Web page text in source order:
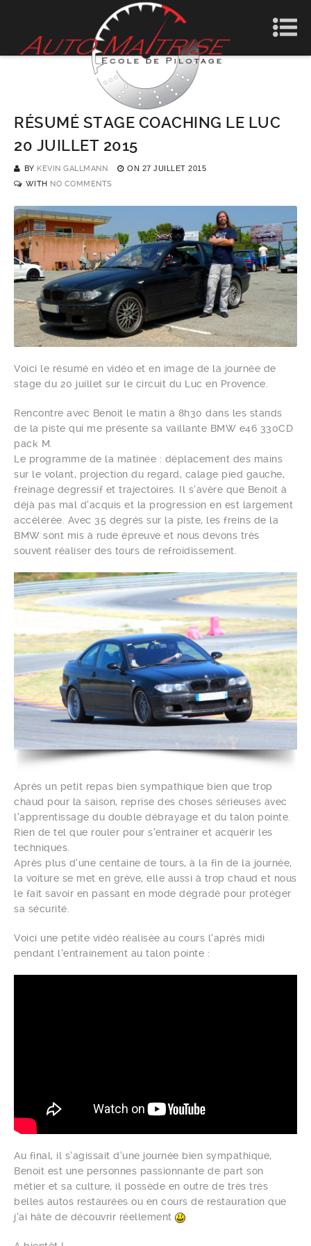
RÉSUMÉ STAGE COACHING LE LUC
20 JUILLET 2015
BY KEVIN GALLMANN ON 27 JUILLET 2015
WITH NO COMMENTS
Voici le résumé en vidéo et en image de la journée de
stage du 20 juillet sur le circuit du Luc en Provence.
Rencontre avec Benoit le matin à 8h30 dans les stands
de la piste qui me présente sa vaillante BMW e46 330CD
pack M.
Le programme de la matinée : déplacement des mains
sur le volant, projection du regard, calage pied gauche,
freinage degressif et trajectoires. Il s’avère que Benoit à
déjà pas mal d’acquis et la progression en est largement
accélérée. Avec 35 degrés sur la piste, les freins de la
BMW sont mis à rude épreuve et nous devons très
souvent réaliser des tours de refroidissement.
Après un petit repas bien sympathique bien que trop
chaud pour la saison, reprise des choses sérieuses avec
l’apprentissage du double débrayage et du talon pointe.
Rien de tel que rouler pour s’entrainer et acquérir les
techniques.
Après plus d’une centaine de tours, à la fin de la journée,
la voiture se met en grève, elle aussi à trop chaud et nous
le fait savoir en passant en mode dégradé pour protéger
sa sécurité.
Voici une petite vidéo réalisée au cours l’après midi
pendant l’entrainement au talon pointe :
Au final, il s’agissait d’une journée bien sympathique,
Benoit est une personnes passionnante de part son
métier et sa culture, il possède en outre de très très
belles autos restaurées ou en cours de restauration que
j’ai hâte de découvrir réellement